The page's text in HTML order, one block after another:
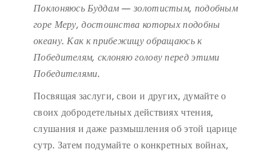
Поклоняюсь Буддам — золотистым, подобным
горе Меру, достоинства которых подобны
океану. Как к прибежищу обращаюсь к
Победителям, склоняю голову перед этими
Победителями.
Посвящая заслуги, свои и других, думайте о
своих добродетельных действиях чтения,
слушания и даже размышления об этой царице
сутр. Затем подумайте о конкретных войнах,